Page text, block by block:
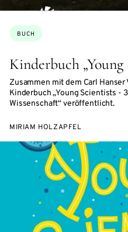
Kinderbuch „Young
Zusammen mit dem Carl
Kinderbuch „Young Scientists -
Wissenschaft“ veröffentlicht.
Themen:
BUCH
MIRIAM HOLZAPFEL